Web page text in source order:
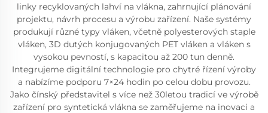
linky recyklovaných lahví na vlákna, zahrnující plánování
projektu, návrh procesu a výrobu zařízení. Naše systémy
produkují různé typy vláken, včetně polyesterových staple
vláken, 3D dutých konjugovaných PET vláken a vláken s
vysokou pevností, s kapacitou až 200 tun denně.
Integrujeme digitální technologie pro chytré řízení výroby
a nabízíme podporu 7×24 hodin po celou dobu provozu.
Jako čínský představitel s více než 30letou tradicí ve výrobě
zařízení pro syntetická vlákna se zaměřujeme na inovaci a